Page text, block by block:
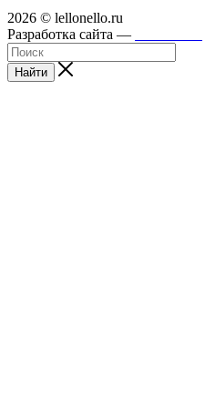
2026 © lellonello.ru
Разработка сайта —
Найти